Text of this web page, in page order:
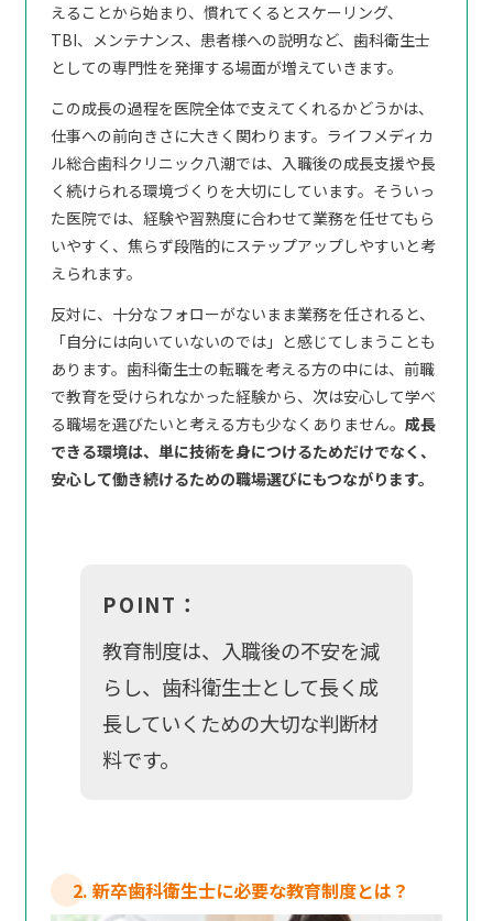
えることから始まり、慣れてくるとスケーリング、
TBI、メンテナンス、患者様への説明など、歯科衛生士
としての専門性を発揮する場面が増えていきます。
この成長の過程を医院全体で支えてくれるかどうかは、
仕事への前向きさに大きく関わります。ライフメディカ
ル総合歯科クリニック八潮では、入職後の成長支援や長
く続けられる環境づくりを大切にしています。そういっ
た医院では、経験や習熟度に合わせて業務を任せてもら
いやすく、焦らず段階的にステップアップしやすいと考
えられます。
反対に、十分なフォローがないまま業務を任されると、
「自分には向いていないのでは」と感じてしまうことも
あります。歯科衛生士の転職を考える方の中には、前職
で教育を受けられなかった経験から、次は安心して学べ
る職場を選びたいと考える方も少なくありません。成長
できる環境は、単に技術を身につけるためだけでなく、
安心して働き続けるための職場選びにもつながります。
POINT：
教育制度は、入職後の不安を減
らし、歯科衛生士として長く成
長していくための大切な判断材
料です。
2. 新卒歯科衛生士に必要な教育制度とは？